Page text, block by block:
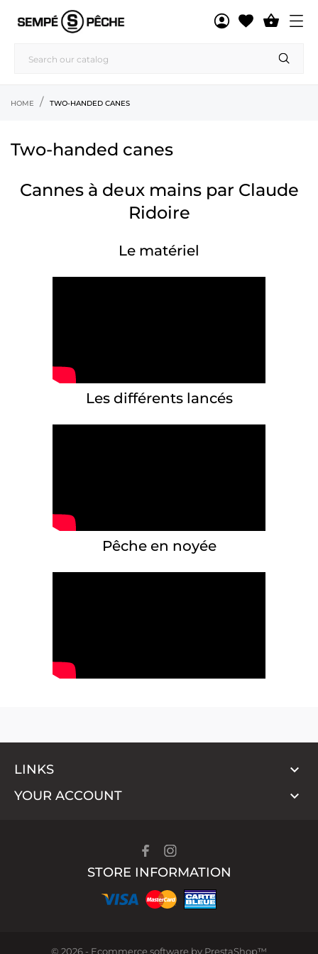

HOME TWO-HANDED CANES
Two-handed canes
Cannes à deux mains par Claude
Ridoire
Le matériel
Les différents lancés
Pêche en noyée
LINKS 
YOUR ACCOUNT 
STORE INFORMATION
© 2026 - Ecommerce software by PrestaShop™